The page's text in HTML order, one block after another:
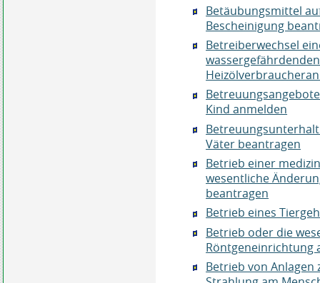
Betäubungsmittel
Bescheinigung
Betreiberwechsel
Kind anmelden
Väter beantragen
Betrieb einer
wesentliche
beantragen
Betrieb eines
Betrieb oder die
Röntgeneinrichtung
Betrieb von